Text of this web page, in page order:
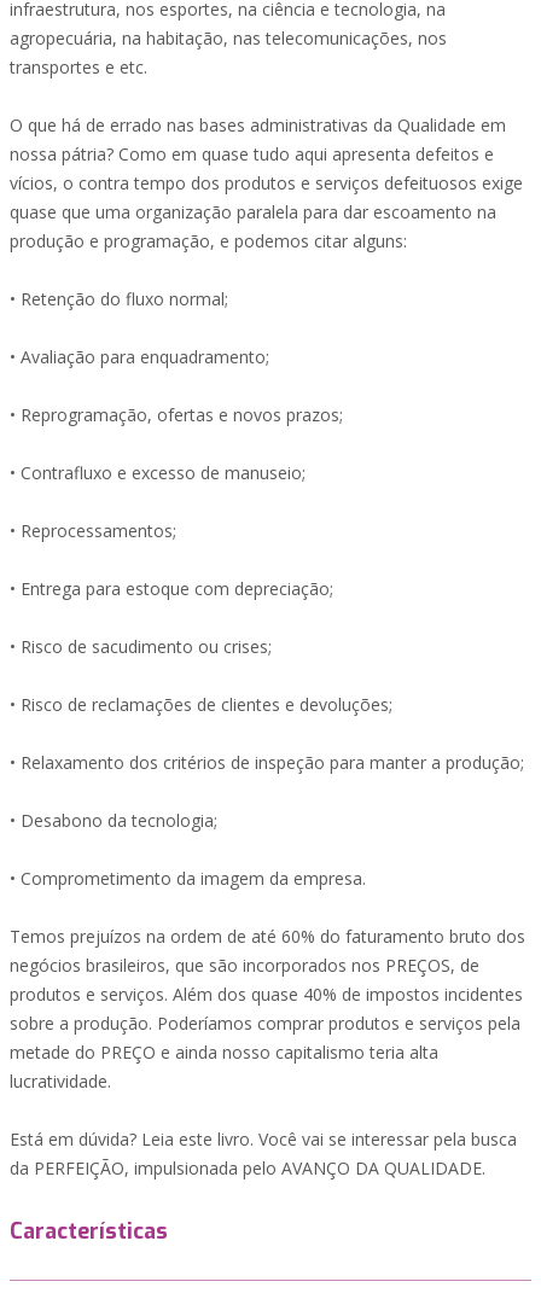
infraestrutura, nos esportes, na ciência e tecnologia, na
agropecuária, na habitação, nas telecomunicações, nos
transportes e etc.
O que há de errado nas bases administrativas da Qualidade em
nossa pátria? Como em quase tudo aqui apresenta defeitos e
vícios, o contra tempo dos produtos e serviços defeituosos exige
quase que uma organização paralela para dar escoamento na
produção e programação, e podemos citar alguns:
• Retenção do fluxo normal;
• Avaliação para enquadramento;
• Reprogramação, ofertas e novos prazos;
• Contrafluxo e excesso de manuseio;
• Reprocessamentos;
• Entrega para estoque com depreciação;
• Risco de sacudimento ou crises;
• Risco de reclamações de clientes e devoluções;
• Relaxamento dos critérios de inspeção para manter a produção;
• Desabono da tecnologia;
• Comprometimento da imagem da empresa.
Temos prejuízos na ordem de até 60% do faturamento bruto dos
negócios brasileiros, que são incorporados nos PREÇOS, de
produtos e serviços. Além dos quase 40% de impostos incidentes
sobre a produção. Poderíamos comprar produtos e serviços pela
metade do PREÇO e ainda nosso capitalismo teria alta
lucratividade.
Está em dúvida? Leia este livro. Você vai se interessar pela busca
da PERFEIÇÃO, impulsionada pelo AVANÇO DA QUALIDADE.
Características